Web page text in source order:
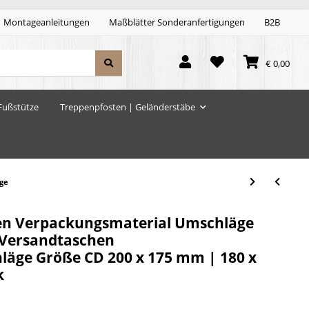
Montageanleitungen Maßblätter Sonderanfertigungen B2B
€ 0,00
Treppenpfosten | Geländerstäbe
Verpackungsmaterial Umschläge
Größe CD 200 x 175 mm | 180 x